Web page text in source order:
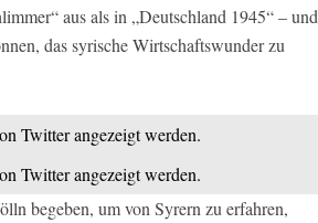
aus als in „Deutschland 1945“ – und
das syrische Wirtschaftswunder zu
Twitter angezeigt werden.
Twitter angezeigt werden.
begeben, um von Syrern zu erfahren,